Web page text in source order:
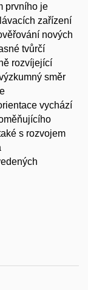
prvního je
zařízení
nových
tvůrčí
rozvíjející
směr
vychází
s rozvojem